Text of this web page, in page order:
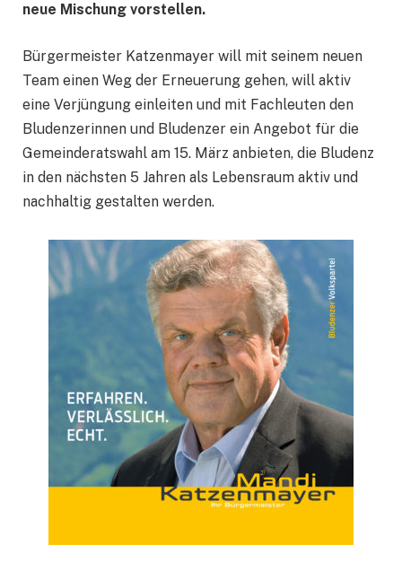
neue Mischung vorstellen.
Bürgermeister Katzenmayer will mit seinem neuen
Team einen Weg der Erneuerung gehen, will aktiv
eine Verjüngung einleiten und mit Fachleuten den
Bludenzerinnen und Bludenzer ein Angebot für die
Gemeinderatswahl am 15. März anbieten, die Bludenz
in den nächsten 5 Jahren als Lebensraum aktiv und
nachhaltig gestalten werden.